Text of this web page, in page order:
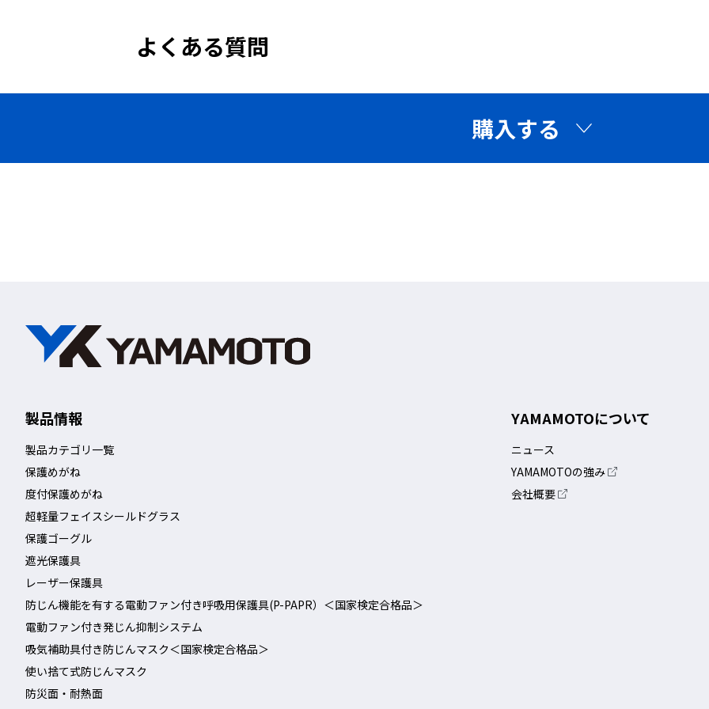
質量
※安全にマスクを使用するために、以下の方法を厳守することが重要です。
①マスクを手のひら側
よくある質問
購入する
製品情報
製品カテゴリ一覧
保護めがね
度付保護めがね
超軽量フェイスシールドグラス
保護ゴーグル
遮光保護具
レーザー保護具
防じん機能を有する電動ファン付き呼吸用保護具(P-PAPR）＜国家検定合格品＞
電動ファン付き発じん抑制システム
吸気補助具付き防じんマスク＜国家検定合格品＞
使い捨て式防じんマスク
防災面・耐熱面
YAMAMOTOについて
ニュース
YAMAMOTOの強み
会社概要